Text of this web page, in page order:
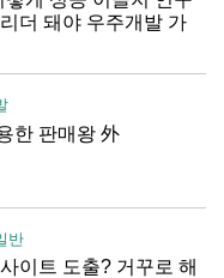
더 돼야 우주개발 가
한 판매왕 外
반
이트 도출? 거꾸로 해